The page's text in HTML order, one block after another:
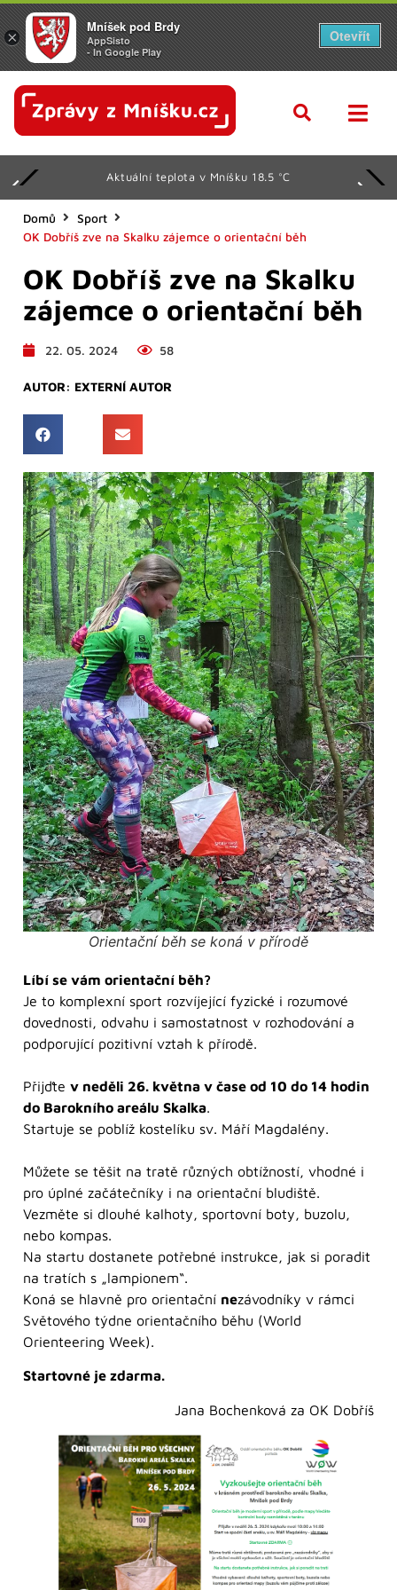
Aktuální teplota v Mníšku 18.5 °C
Domů
Sport
OK Dobříš zve na Skalku zájemce o orientační běh
OK Dobříš zve na Skalku
zájemce o orientační běh
22. 05. 2024 58
AUTOR: EXTERNÍ AUTOR
Orientační běh se koná v přírodě
Líbí se vám orientační běh?
Je to komplexní sport rozvíjející fyzické i rozumové
dovednosti, odvahu i samostatnost v rozhodování a
podporující pozitivní vztah k přírodě.
Přijďte v neděli 26. května v čase od 10 do 14 hodin
do Barokního areálu Skalka.
Startuje se poblíž kostelíku sv. Máří Magdalény.
Můžete se těšit na tratě různých obtížností, vhodné i
pro úplné začátečníky i na orientační bludiště.
Vezměte si dlouhé kalhoty, sportovní boty, buzolu,
nebo kompas.
Na startu dostanete potřebné instrukce, jak si poradit
na tratích s „lampionem“.
Koná se hlavně pro orientační nezávodníky v rámci
Světového týdne orientačního běhu (World
Orienteering Week).
Startovné je zdarma.
Jana Bochenková za OK Dobříš
×
Mníšek pod Brdy
AppSisto
- In Google Play
Otevřít